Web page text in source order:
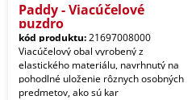
Paddy - Viacúčelové
puzdro
kód produktu:21697008000
Viacúčelový obal vyrobený z
elastického materiálu, navrhnutý na
pohodlné uloženie rôznych osobných
predmetov, ako sú kar